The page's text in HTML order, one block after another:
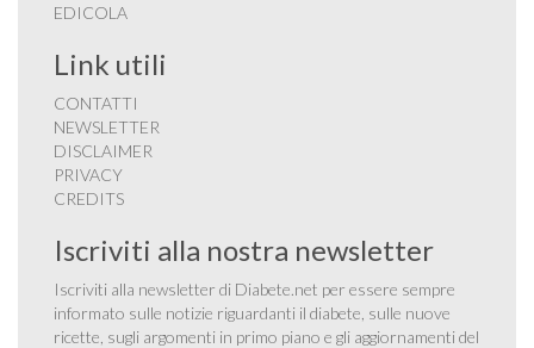
EDICOLA
Link utili
CONTATTI
NEWSLETTER
DISCLAIMER
PRIVACY
CREDITS
Iscriviti alla nostra newsletter
Iscriviti alla newsletter di Diabete.net per essere sempre
informato sulle notizie riguardanti il diabete, sulle nuove
ricette, sugli argomenti in primo piano e gli aggiornamenti del